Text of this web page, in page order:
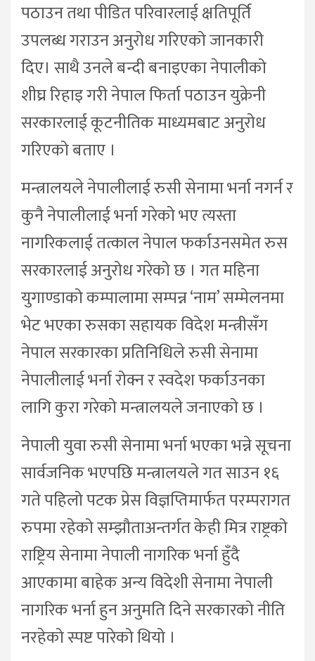
पठाउन तथा पीडित परिवारलाई क्षतिपूर्ति
उपलब्ध गराउन अनुरोध गरिएको जानकारी
दिए। साथै उनले बन्दी बनाइएका नेपालीको
शीघ्र रिहाइ गरी नेपाल फिर्ता पठाउन युक्रेनी
सरकारलाई कूटनीतिक माध्यमबाट अनुरोध
गरिएको बताए ।
मन्त्रालयले नेपालीलाई रुसी सेनामा भर्ना नगर्न र
कुनै नेपालीलाई भर्ना गरेको भए त्यस्ता
नागरिकलाई तत्काल नेपाल फर्काउनसमेत रुस
सरकारलाई अनुरोध गरेको छ । गत महिना
युगाण्डाको कम्पालामा सम्पन्न ‘नाम’ सम्मेलनमा
भेट भएका रुसका सहायक विदेश मन्त्रीसँग
नेपाल सरकारका प्रतिनिधिले रुसी सेनामा
नेपालीलाई भर्ना रोक्न र स्वदेश फर्काउनका
लागि कुरा गरेको मन्त्रालयले जनाएको छ ।
नेपाली युवा रुसी सेनामा भर्ना भएका भन्ने सूचना
सार्वजनिक भएपछि मन्त्रालयले गत साउन १६
गते पहिलो पटक प्रेस विज्ञप्तिमार्फत परम्परागत
रुपमा रहेको सम्झौताअन्तर्गत केही मित्र राष्ट्रको
राष्ट्रिय सेनामा नेपाली नागरिक भर्ना हुँदै
आएकामा बाहेक अन्य विदेशी सेनामा नेपाली
नागरिक भर्ना हुन अनुमति दिने सरकारको नीति
नरहेको स्पष्ट पारेको थियो ।